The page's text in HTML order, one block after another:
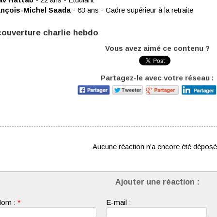
Michel Saada - 63 ans - Cadre supérieur à la retraite
Vous avez aimé ce contenu ?
Partagez-le avec votre réseau :
Aucune réaction n'a encore été
Ajouter une réaction :
: * E-mail :